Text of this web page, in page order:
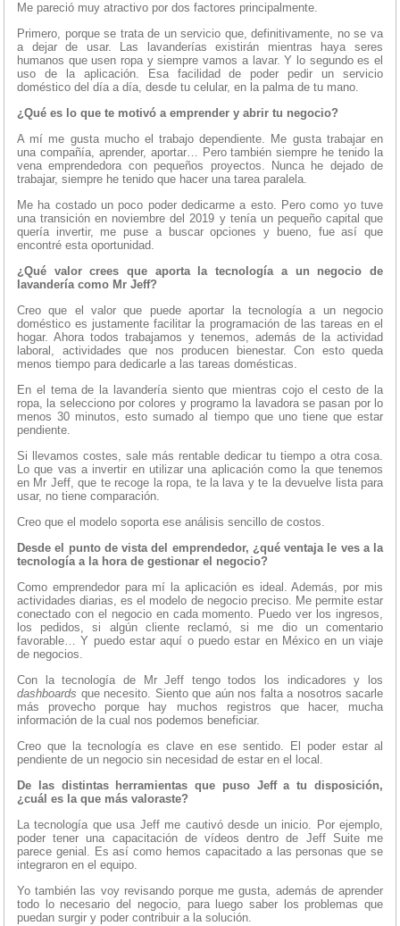
Me pareció muy atractivo por dos factores principalmente.
Primero, porque se trata de un servicio que, definitivamente, no se va
a dejar de usar. Las lavanderías existirán mientras haya seres
humanos que usen ropa y siempre vamos a lavar. Y lo segundo es el
uso de la aplicación. Esa facilidad de poder pedir un servicio
doméstico del día a día, desde tu celular, en la palma de tu mano.
¿Qué es lo que te motivó a emprender y abrir tu negocio?
A mí me gusta mucho el trabajo dependiente. Me gusta trabajar en
una compañía, aprender, aportar… Pero también siempre he tenido la
vena emprendedora con pequeños proyectos. Nunca he dejado de
trabajar, siempre he tenido que hacer una tarea paralela.
Me ha costado un poco poder dedicarme a esto. Pero como yo tuve
una transición en noviembre del 2019 y tenía un pequeño capital que
quería invertir, me puse a buscar opciones y bueno, fue así que
encontré esta oportunidad.
¿Qué valor crees que aporta la tecnología a un negocio de
lavandería como Mr Jeff?
Creo que el valor que puede aportar la tecnología a un negocio
doméstico es justamente facilitar la programación de las tareas en el
hogar. Ahora todos trabajamos y tenemos, además de la actividad
laboral, actividades que nos producen bienestar. Con esto queda
menos tiempo para dedicarle a las tareas domésticas.
En el tema de la lavandería siento que mientras cojo el cesto de la
ropa, la selecciono por colores y programo la lavadora se pasan por lo
menos 30 minutos, esto sumado al tiempo que uno tiene que estar
pendiente.
Si llevamos costes, sale más rentable dedicar tu tiempo a otra cosa.
Lo que vas a invertir en utilizar una aplicación como la que tenemos
en Mr Jeff, que te recoge la ropa, te la lava y te la devuelve lista para
usar, no tiene comparación.
Creo que el modelo soporta ese análisis sencillo de costos.
Desde el punto de vista del emprendedor, ¿qué ventaja le ves a la
tecnología a la hora de gestionar el negocio?
Como emprendedor para mí la aplicación es ideal. Además, por mis
actividades diarias, es el modelo de negocio preciso. Me permite estar
conectado con el negocio en cada momento. Puedo ver los ingresos,
los pedidos, si algún cliente reclamó, si me dio un comentario
favorable… Y puedo estar aquí o puedo estar en México en un viaje
de negocios.
Con la tecnología de Mr Jeff tengo todos los indicadores y los
dashboards que necesito. Siento que aún nos falta a nosotros sacarle
más provecho porque hay muchos registros que hacer, mucha
información de la cual nos podemos beneficiar.
Creo que la tecnología es clave en ese sentido. El poder estar al
pendiente de un negocio sin necesidad de estar en el local.
De las distintas herramientas que puso Jeff a tu disposición,
¿cuál es la que más valoraste?
La tecnología que usa Jeff me cautivó desde un inicio. Por ejemplo,
poder tener una capacitación de vídeos dentro de Jeff Suite me
parece genial. Es así como hemos capacitado a las personas que se
integraron en el equipo.
Yo también las voy revisando porque me gusta, además de aprender
todo lo necesario del negocio, para luego saber los problemas que
puedan surgir y poder contribuir a la solución.